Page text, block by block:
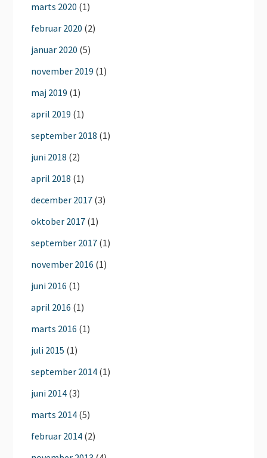
marts 2020 (1)
februar 2020 (2)
januar 2020 (5)
november 2019 (1)
maj 2019 (1)
april 2019 (1)
september 2018 (1)
juni 2018 (2)
april 2018 (1)
december 2017 (3)
oktober 2017 (1)
september 2017 (1)
november 2016 (1)
juni 2016 (1)
april 2016 (1)
marts 2016 (1)
juli 2015 (1)
september 2014 (1)
juni 2014 (3)
marts 2014 (5)
februar 2014 (2)